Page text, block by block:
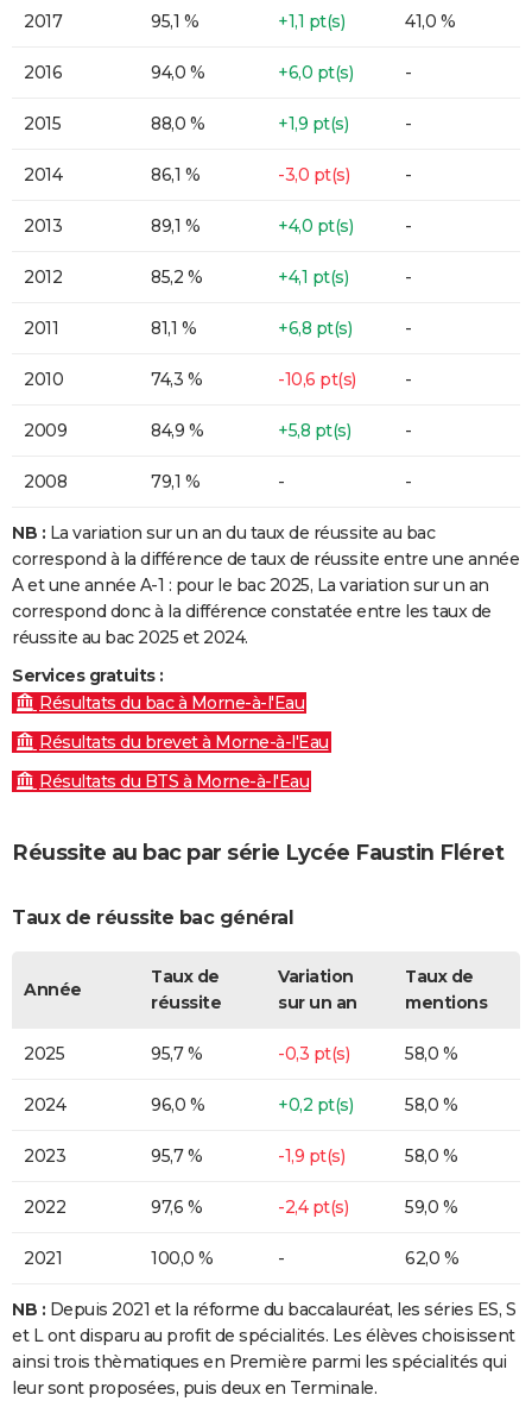
2017 95,1 % +1,1 pt(s) 41,0 %
2016 94,0 % +6,0 pt(s) -
2015 88,0 % +1,9 pt(s) -
2014 86,1 % -3,0 pt(s) -
2013 89,1 % +4,0 pt(s) -
2012 85,2 % +4,1 pt(s) -
2011 81,1 % +6,8 pt(s) -
2010 74,3 % -10,6 pt(s) -
2009 84,9 % +5,8 pt(s) -
2008 79,1 % - -
NB : La variation sur un an du taux de réussite au bac
correspond à la différence de taux de réussite entre une année
A et une année A-1 : pour le bac 2025, La variation sur un an
correspond donc à la différence constatée entre les taux de
réussite au bac 2025 et 2024.
Services gratuits :
Résultats du bac à Morne-à-l'Eau
Résultats du brevet à Morne-à-l'Eau
Résultats du BTS à Morne-à-l'Eau
Réussite au bac par série Lycée Faustin Fléret
Taux de réussite bac général
Année
Taux de
réussite
Variation
sur un an
Taux de
mentions
2025 95,7 % -0,3 pt(s) 58,0 %
2024 96,0 % +0,2 pt(s) 58,0 %
2023 95,7 % -1,9 pt(s) 58,0 %
2022 97,6 % -2,4 pt(s) 59,0 %
2021 100,0 % - 62,0 %
NB : Depuis 2021 et la réforme du baccalauréat, les séries ES, S
et L ont disparu au profit de spécialités. Les élèves choisissent
ainsi trois thèmatiques en Première parmi les spécialités qui
leur sont proposées, puis deux en Terminale.